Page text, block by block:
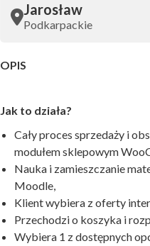
Jarosław
Podkarpackie
OPIS
Jak to działa?
Cały proces sprzedaży i
modułem sklepowym
Nauka i zamieszczanie
Moodle,
Klient wybiera z oferty
Przechodzi o koszyka i
Wybiera 1 z dostępnych